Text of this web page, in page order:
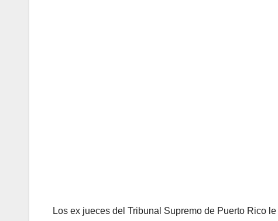
Los ex jueces del Tribunal Supremo de Puerto Rico